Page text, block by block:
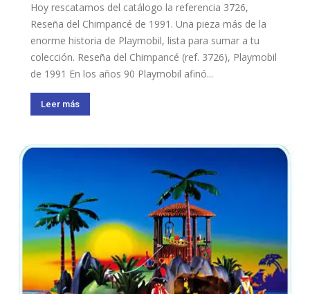
Hoy rescatamos del catálogo la referencia 3726,
Reseña del Chimpancé de 1991. Una pieza más de la
enorme historia de Playmobil, lista para sumar a tu
colección. Reseña del Chimpancé (ref. 3726), Playmobil
de 1991 En los años 90 Playmobil afinó...
Leer más